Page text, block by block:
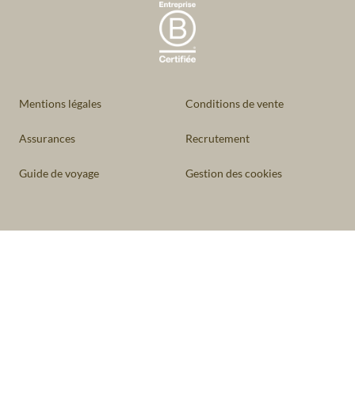
Mentions légales Conditions de vente
Assurances Recrutement
Guide de voyage Gestion des cookies